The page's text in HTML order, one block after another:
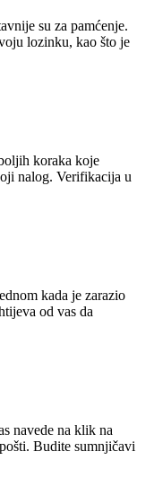
su za pamćenje.
lozinku, kao što je
koraka koje
nalog. Verifikacija u
kada je zarazio
od vas da
navede na klik na
Budite sumnjičavi